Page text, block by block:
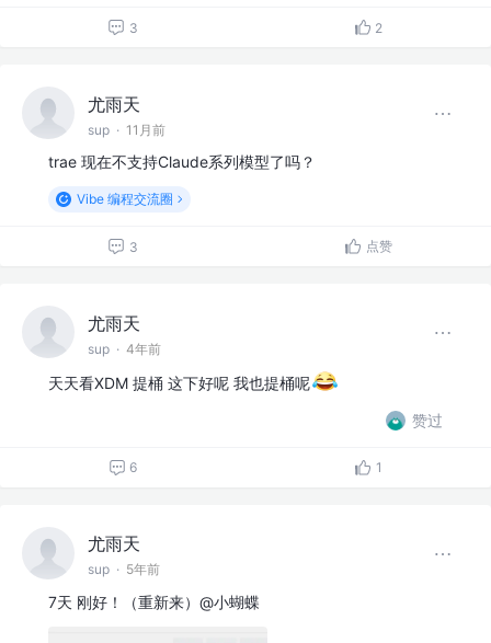
3 2
尤雨天
sup · 11月前
trae 现在不支持Claude系列模型了吗？
Vibe 编程交流圈
3 点赞
尤雨天
sup · 4年前
天天看XDM 提桶 这下好呢 我也提桶呢
赞过
6 1
尤雨天
sup · 5年前
7天 刚好！（重新来）@小蝴蝶